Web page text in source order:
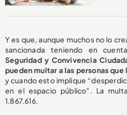
Y es que, aunque muchos no lo
sancionada teniendo en
Seguridad y Convivencia
pueden multar a las personas que
y cuando esto implique
en el espacio público”. La
1.867.616.